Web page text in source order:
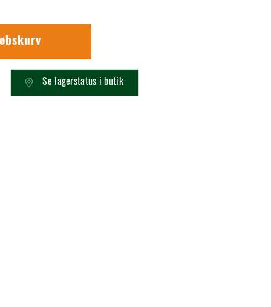
Se lagerstatus i butik